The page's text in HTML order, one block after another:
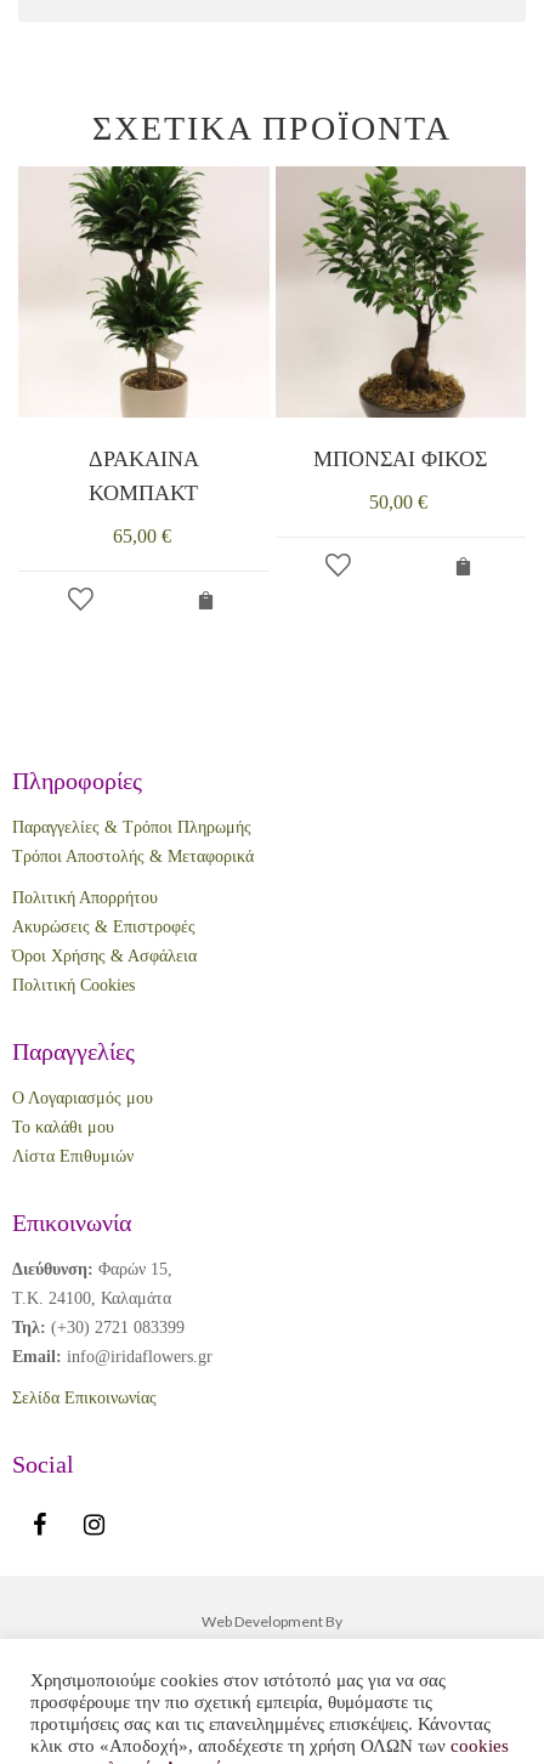
ΣΧΕΤΙΚΆ ΠΡΟΪΌΝΤΑ
ΔΡΑΚΑΙΝΑ
ΚΟΜΠΑΚΤ
65,00 €
ΜΠΟΝΣΑΙ ΦΙΚΟΣ
50,00€
Πληροφορίες
Παραγγελίες & Τρόποι Πληρωμής
Τρόποι Αποστολής & Μεταφορικά
Πολιτική Απορρήτου
Ακυρώσεις & Επιστροφές
Όροι Χρήσης & Ασφάλεια
Πολιτική Cookies
Παραγγελίες
Ο Λογαριασμός μου
Το καλάθι μου
Λίστα Επιθυμιών
Επικοινωνία
Διεύθυνση: Φαρών 15,
Τ.Κ. 24100, Καλαμάτα
Τηλ: (+30) 2721 083399
Email: info@iridaflowers.gr
Σελίδα Επικοινωνίας
Social
Web Development By
Χρησιμοποιούμε cookies στον ιστότοπό μας για να σας
προσφέρουμε την πιο σχετική εμπειρία, θυμόμαστε τις
προτιμήσεις σας και τις επανειλημμένες επισκέψεις. Κάνοντας
κλικ στο «Αποδοχή», αποδέχεστε τη χρήση ΟΛΩΝ των cookies